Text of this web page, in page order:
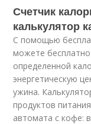
Счетчик
калькулятор
С помощью
можете
определенной
энергетическую
ужина.
продуктов
автомата с кофе: